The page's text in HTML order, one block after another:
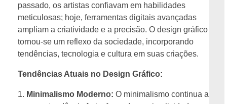
passado, os artistas confiavam em habilidades
meticulosas; hoje, ferramentas digitais avançadas
ampliam a criatividade e a precisão. O design gráfico
tornou-se um reflexo da sociedade, incorporando
tendências, tecnologia e cultura em suas criações.
Tendências Atuais no Design Gráfico:
Minimalismo Moderno: O minimalismo continua a